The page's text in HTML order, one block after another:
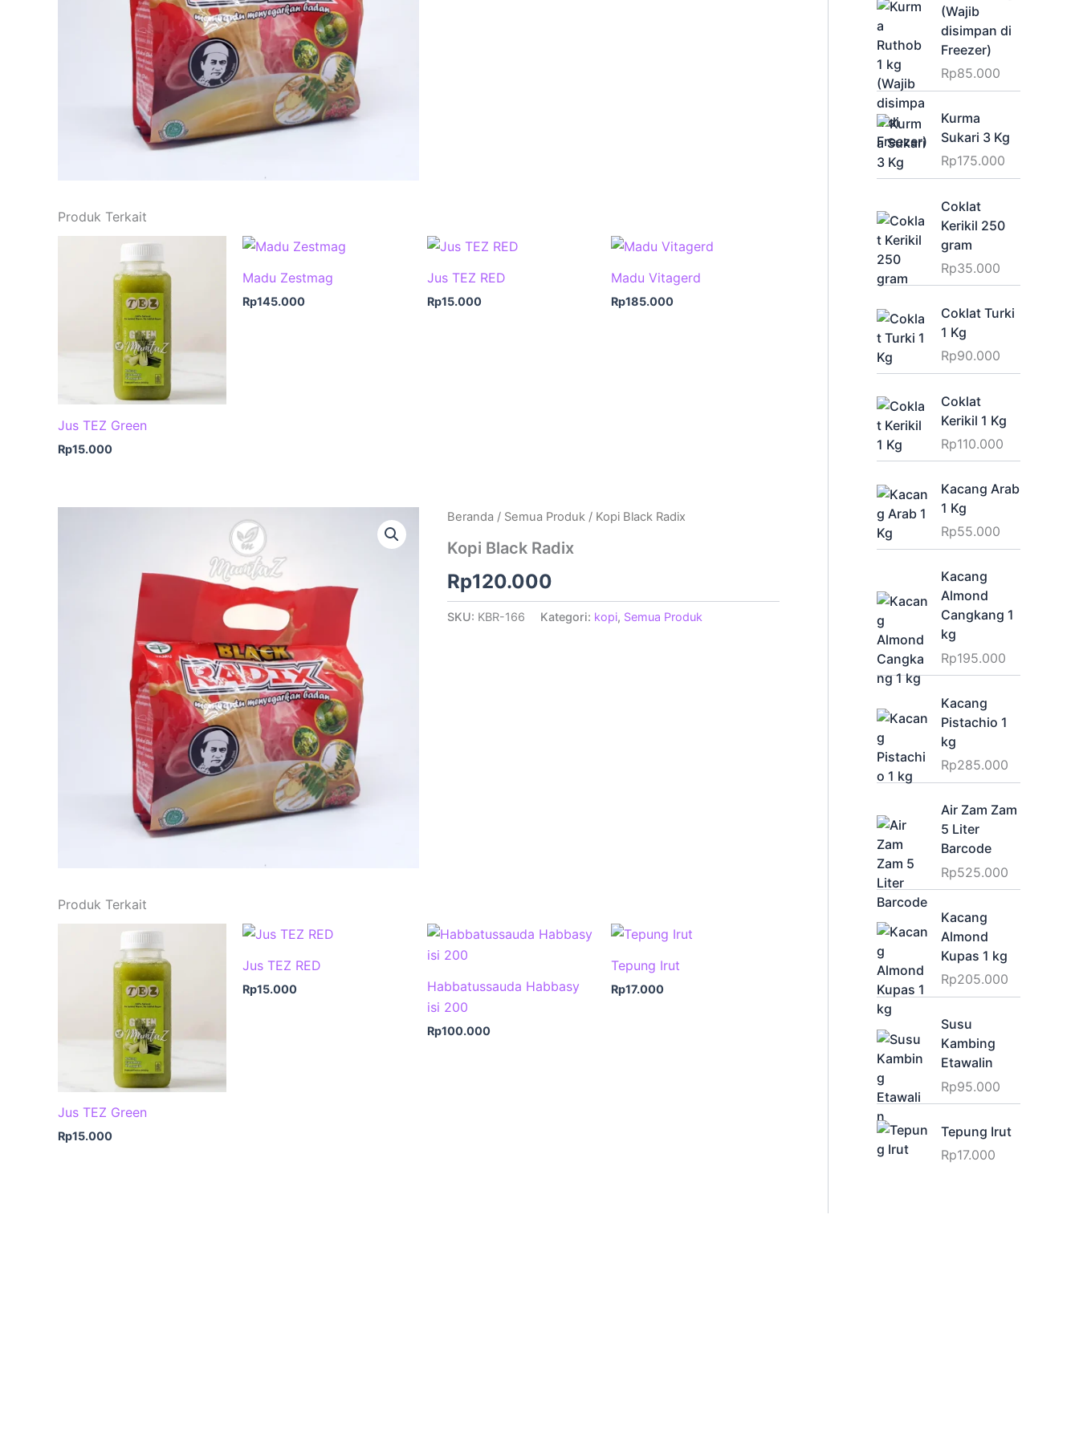
Produk Terkait
Jus TEZ Green
Rp15.000
Madu Zestmag
Rp145.000
Jus TEZ RED
Rp15.000
Madu Vitagerd
Rp185.000
Beranda / Semua Produk / Kopi Black Radix
Kopi Black Radix
Rp120.000
SKU: KBR-166 Kategori: kopi, Semua Produk
Produk Terkait
Jus TEZ Green
Rp15.000
Jus TEZ RED
Rp15.000
Habbatussauda Habbasy
isi 200
Rp100.000
Tepung Irut
Rp17.000
(Wajib
disimpan di
Freezer)
Rp85.000
Kurma
Sukari 3 Kg
Rp175.000
Coklat
Kerikil 250
gram
Rp35.000
Coklat Turki
1 Kg
Rp90.000
Coklat
Kerikil 1 Kg
Rp110.000
Kacang Arab
1 Kg
Rp55.000
Kacang
Almond
Cangkang 1
kg
Rp195.000
Kacang
Pistachio 1
kg
Rp285.000
Air Zam Zam
5 Liter
Barcode
Rp525.000
Kacang
Almond
Kupas 1 kg
Rp205.000
Susu
Kambing
Etawalin
Rp95.000
Tepung Irut
Rp17.000